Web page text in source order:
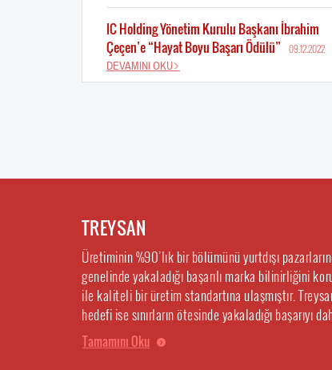
IC Holding Yönetim Kurulu Başkanı İbrahim
Çeçen’e “Hayat Boyu Başarı Ödülü”
09.12.2022
DEVAMINI OKU
TREYSAN
Üretiminin %90’lık bir bölümünü yurtdışı
genelinde yakaladığı başarılı marka bilinirliğini
ile kaliteli bir üretim standartına ulaşmıştır.
hedefi ise sınırların ötesinde yakaladığı başarıyı
Tamamını Oku